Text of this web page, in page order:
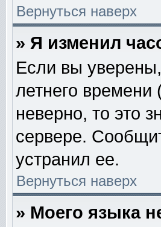
Вернуться наверх
» Я изменил
Если вы
летнего времени
неверно, то это
сервере.
устранил ее.
Вернуться наверх
» Моего языка